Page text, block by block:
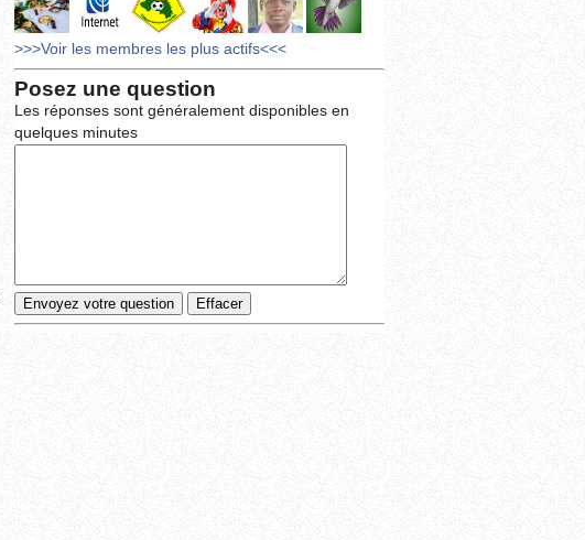
>>>Voir les membres les plus actifs<<<
Posez une question
Les réponses sont généralement disponibles en
quelques minutes